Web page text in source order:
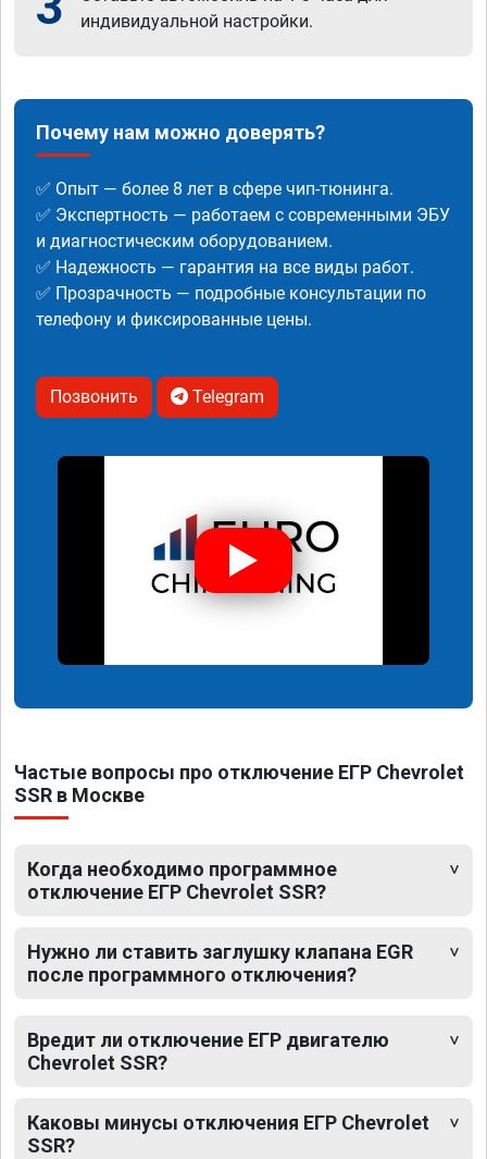
индивидуальной настройки.
Почему нам можно доверять?
✅ Опыт — более 8 лет в сфере чип-тюнинга.
✅ Экспертность — работаем с современными ЭБУ
и диагностическим оборудованием.
✅ Надежность — гарантия на все виды работ.
✅ Прозрачность — подробные консультации по
телефону и фиксированные цены.
Позвонить Telegram
Частые вопросы про отключение ЕГР Chevrolet
SSR в Москве
Когда необходимо программное
отключение ЕГР Chevrolet SSR?
Нужно ли ставить заглушку клапана EGR
после программного отключения?
Вредит ли отключение ЕГР двигателю
Chevrolet SSR?
Каковы минусы отключения ЕГР Chevrolet
SSR?